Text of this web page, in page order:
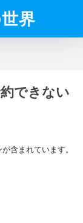
界
できない
含まれています。